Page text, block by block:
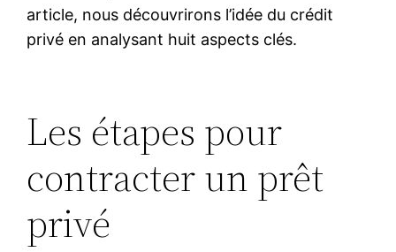
article, nous découvrirons l’idée du crédit
privé en analysant huit aspects clés.
Les étapes pour
contracter un prêt
privé